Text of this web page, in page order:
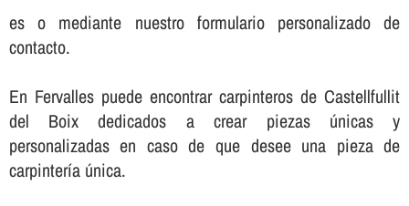
es o mediante nuestro formulario personalizado de
contacto.
En Fervalles puede encontrar carpinteros de Castellfullit
del Boix dedicados a crear piezas únicas y
personalizadas en caso de que desee una pieza de
carpinterí­a única.